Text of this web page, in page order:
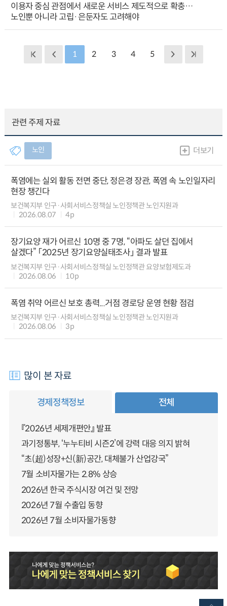
이용자 중심 관점에서 새로운 서비스 제도적으로 확충…
노인뿐 아니라 고립·은둔자도 고려해야
1 2 3 4 5
관련 주제 자료
노인 더보기
폭염에는 실외 활동 전면 중단, 정은경 장관, 폭염 속 노인일자리
현장 챙긴다
보건복지부 인구·사회서비스정책실 노인정책관 노인지원과
2026.08.07
4p
장기요양 재가 어르신 10명 중 7명, “아파도 살던 집에서
살겠다” 「2025년 장기요양실태조사」 결과 발표
보건복지부 인구·사회서비스정책실 노인정책관 요양보험제도과
2026.08.06
10p
폭염 취약 어르신 보호 총력...거점 경로당 운영 현황 점검
보건복지부 인구·사회서비스정책실 노인정책관 노인지원과
2026.08.06
3p
많이 본 자료
경제정책정보 전체
『2026년 세제개편안』 발표
과기정통부, ‘누누티비 시즌2’에 강력 대응 의지 밝혀
“초(超)성장+신(新)공간, 대체불가 산업강국”
7월 소비자물가는 2.8% 상승
2026년 한국 주식시장 여건 및 전망
2026년 7월 수출입 동향
2026년 7월 소비자물가동향